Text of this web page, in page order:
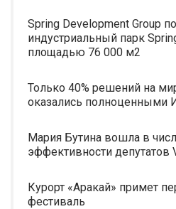
Spring Development Group
индустриальный парк
площадью 76 000 м2
Только 40% решений на
оказались полноценными
Мария Бутина вошла в
эффективности депутатов
Курорт «Аракай» примет
фестиваль